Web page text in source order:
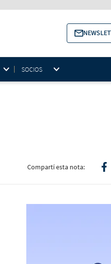
SOCIOS
Compartí esta nota: